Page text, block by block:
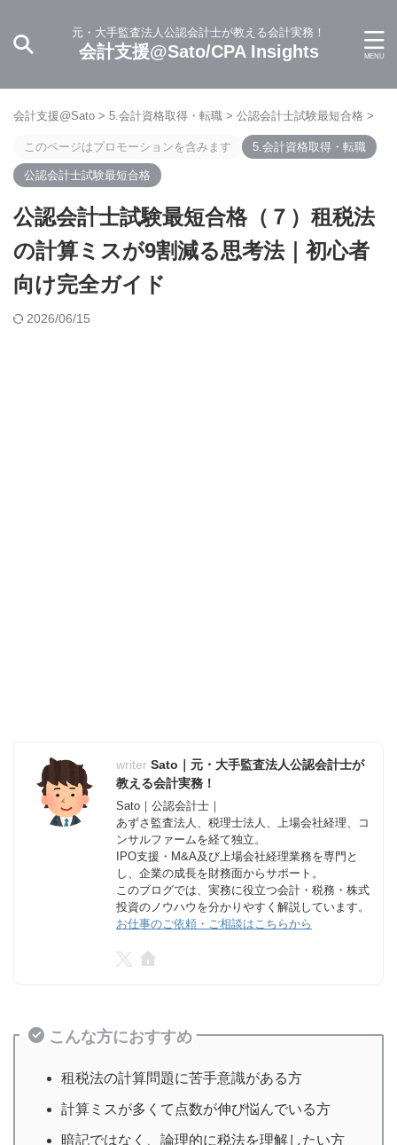
元・大手監査法人公認会計士が教える会計実務！
会計支援@Sato/CPA Insights
会計支援@Sato > 5.会計資格取得・転職 > 公認会計士試験最短合格 >
このページはプロモーションを含みます 5.会計資格取得・転職
公認会計士試験最短合格
公認会計士試験最短合格（７）租税法
の計算ミスが9割減る思考法｜初心者
向け完全ガイド
2026/06/15
Sato｜元・大手監査法人公認会計士が
教える会計実務！
Sato｜公認会計士｜
あずさ監査法人、税理士法人、上場会社経理、コ
ンサルファームを経て独立。
IPO支援・M&A及び上場会社経理業務を専門と
し、企業の成長を財務面からサポート。
このブログでは、実務に役立つ会計・税務・株式
投資のノウハウを分かりやすく解説しています。
お仕事のご依頼・ご相談はこちらから
こんな方におすすめ
租税法の計算問題に苦手意識がある方
計算ミスが多くて点数が伸び悩んでいる方
暗記ではなく、論理的に税法を理解したい方